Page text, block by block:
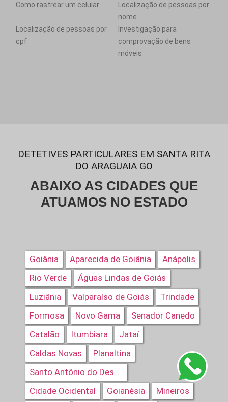
Como rastrear um celular
Localização de pessoas por
nome
Localização de pessoas por
cpf
Investigação para
comprovação de bens
móveis
DETETIVES PARTICULARES EM SANTA RITA
DO ARAGUAIA GO
ABAIXO AS CIDADES QUE
ATUAMOS NO ESTADO
Goiânia Aparecida de Goiânia
Anápolis
Rio Verde
Águas Lindas de Goiás
Luziânia
Valparaíso de Goiás
Trindade
Formosa
Novo Gama
Senador Canedo
Catalão
Itumbiara
Jataí
Caldas Novas
Planaltina
Santo Antônio do Descoberto
Cidade Ocidental Goianésia Mineiros